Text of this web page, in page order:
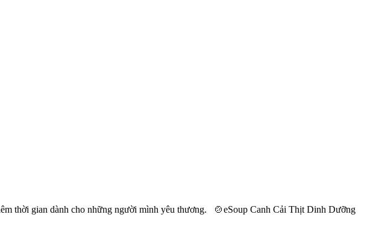
thời gian dành cho những người mình yêu thương. 🍲eSoup Canh Cải Thịt Dinh Dưỡng